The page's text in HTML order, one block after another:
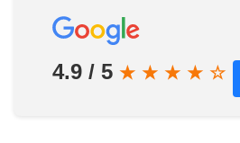
4.9 / 5 ★ ★ ★ ★ ☆